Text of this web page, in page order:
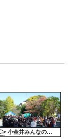
小金井みんなの公園プロジェクト「play here」